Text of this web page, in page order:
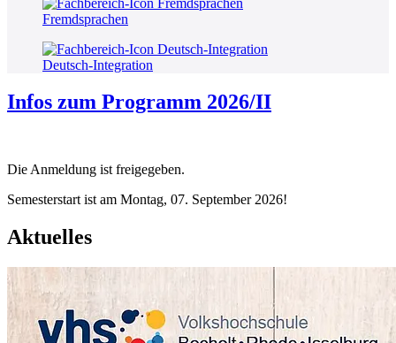
Fremdsprachen
Deutsch-Integration
Infos zum Programm 2026/II
Die Anmeldung ist freigegeben.
Semesterstart ist am Montag, 07. September 2026!
Aktuelles